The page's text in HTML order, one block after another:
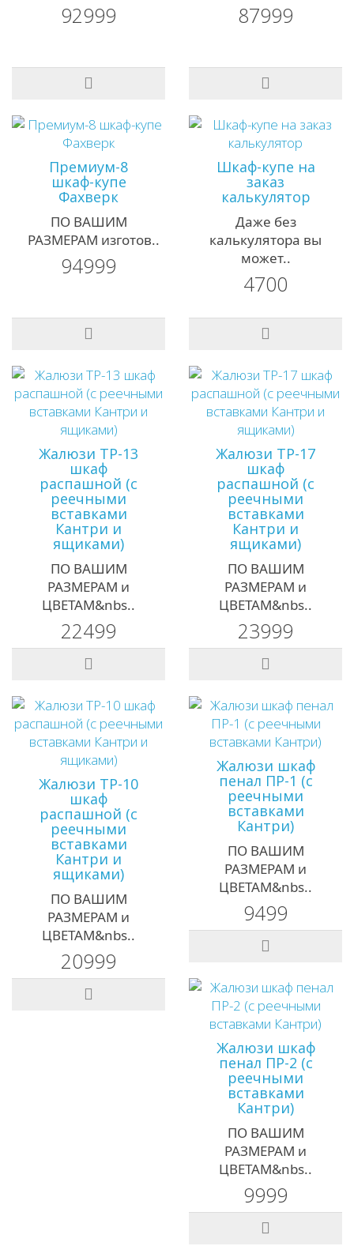
92999 87999
Премиум-8
шкаф-купе
Фахверк
ПО ВАШИМ
РАЗМЕРАМ изготов..
94999
Шкаф-купе на
заказ
калькулятор
Даже без
калькулятора вы
может..
4700
Жалюзи ТР-13
шкаф
распашной (с
реечными
вставками
Кантри и
ящиками)
ПО ВАШИМ
РАЗМЕРАМ и
ЦВЕТАМ&nbs..
22499
Жалюзи ТР-17
шкаф
распашной (с
реечными
вставками
Кантри и
ящиками)
ПО ВАШИМ
РАЗМЕРАМ и
ЦВЕТАМ&nbs..
23999
Жалюзи ТР-10
шкаф
распашной (с
реечными
вставками
Кантри и
ящиками)
ПО ВАШИМ
РАЗМЕРАМ и
ЦВЕТАМ&nbs..
20999
Жалюзи шкаф
пенал ПР-1 (с
реечными
вставками
Кантри)
ПО ВАШИМ
РАЗМЕРАМ и
ЦВЕТАМ&nbs..
9499
Жалюзи шкаф
пенал ПР-2 (с
реечными
вставками
Кантри)
ПО ВАШИМ
РАЗМЕРАМ и
ЦВЕТАМ&nbs..
9999